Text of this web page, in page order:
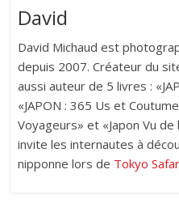
David
David Michaud est
depuis 2007. Créateur du
aussi auteur de 5 livres :
«JAPON : 365 Us et
Voyageurs» et «Japon Vu
invite les internautes à
nipponne lors de Tokyo